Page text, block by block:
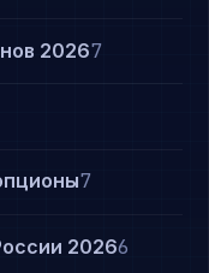
20267
7
20266